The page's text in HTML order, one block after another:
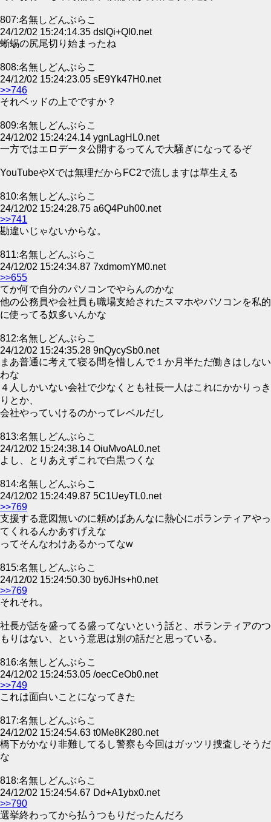
807:名無しどんぶらこ
24/12/02 15:24:14.35 dsIQi+Ql0.net
蜥蜴の尻尾切り始まったね
808:名無しどんぶらこ
24/12/02 15:24:23.05 sE9Yk47H0.net
>>746
それベッドの上でですか？
809:名無しどんぶらこ
24/12/02 15:24:24.14 ygnLagHL0.net
一方ではエロデータ公開するってんで大騒ぎになってるぞ
YouTubeやXでは無理だからFC2で流しますは草生える
810:名無しどんぶらこ
24/12/02 15:24:28.75 a6Q4Puh00.net
>>741
勘違いじゃないからな。
811:名無しどんぶらこ
24/12/02 15:24:34.87 7xdmomYM0.net
>>655
てか何で自分のパソコンでやらんのかな
他の公務員や会社員も職場支給されたスマホやパソコンを私的
に使ってる奴多いんかな
812:名無しどんぶらこ
24/12/02 15:24:35.28 9nQycySb0.net
まあ普通に考えて寝る間を惜しんで１か月半ただ働きはしない
わな
４人しかいない会社で少なくとも社長一人はこれにかかりっき
りとか、
会社やっていけるのかってレベルだし
813:名無しどんぶらこ
24/12/02 15:24:38.14 OiuMvoAL0.net
よし、とりあえずこれで白黒つくな
814:名無しどんぶらこ
24/12/02 15:24:49.87 5C1UeyTL0.net
>>769
支援する意図無いのに頼めばあんなに熱心にボランティアやっ
てくれるんかあすげえな
ってそんなわけあるかってなw
815:名無しどんぶらこ
24/12/02 15:24:50.30 by6JHs+h0.net
>>769
それそれ。
社長が話を盛ってる盛ってないという話と、ボランティアのつ
もりはない、という意思は別の話だと思っている。
816:名無しどんぶらこ
24/12/02 15:24:53.05 /oecCeOb0.net
>>749
これは面白いことになってきた
817:名無しどんぶらこ
24/12/02 15:24:54.63 t0Me8K280.net
橋下がかなり非難してるし警察も今回はガッツリ捜査しそうだ
な
818:名無しどんぶらこ
24/12/02 15:24:54.67 Dd+A1ybx0.net
>>790
選挙終わってから払うつもりだったんだろ